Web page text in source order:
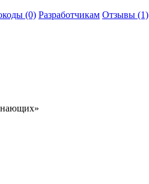
(0) Разработчикам Отзывы (1)